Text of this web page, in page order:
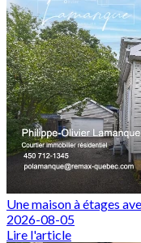
Une maison à étages
2026-08-05
Lire l'article